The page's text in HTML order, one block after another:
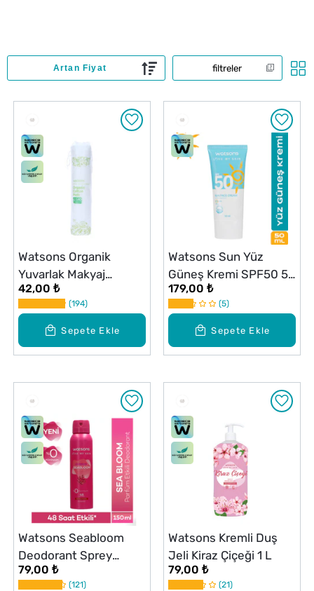
filtreler
Sepete Ekle
Watsons Organik
Yuvarlak Makyaj
Pamuğu 100 Adet
42,00 ₺
194
Sepete Ekle
Watsons Sun Yüz
Güneş Kremi SPF50 50
ml
179,00 ₺
5
Watsons Seabloom
Deodorant Sprey
Pudrasız 150 ml
79,00 ₺
121
Watsons Kremli Duş
Jeli Kiraz Çiçeği 1 L
79,00 ₺
21